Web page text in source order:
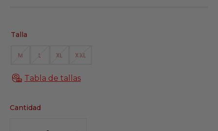
Talla
MVARIANTE
O
NO
LVARIANTE
O
NO
XLVARIANTE
O
NO
XXLVARIANTE
O
NO
Tabla de tallas
Cantidad